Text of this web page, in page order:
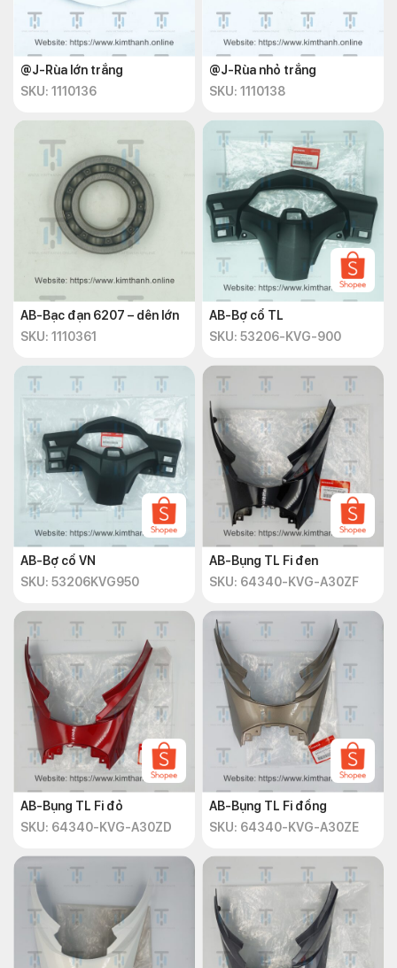
@J-Rùa lớn trắng
SKU: 1110136
@J-Rùa nhỏ trắng
SKU: 1110138
AB-Bạc đạn 6207 – dên lớn
SKU: 1110361
AB-Bợ cổ TL
SKU: 53206-KVG-900
AB-Bợ cổ VN
SKU: 53206KVG950
AB-Bụng TL Fi đen
SKU: 64340-KVG-A30ZF
AB-Bụng TL Fi đỏ
SKU: 64340-KVG-A30ZD
AB-Bụng TL Fi đồng
SKU: 64340-KVG-A30ZE